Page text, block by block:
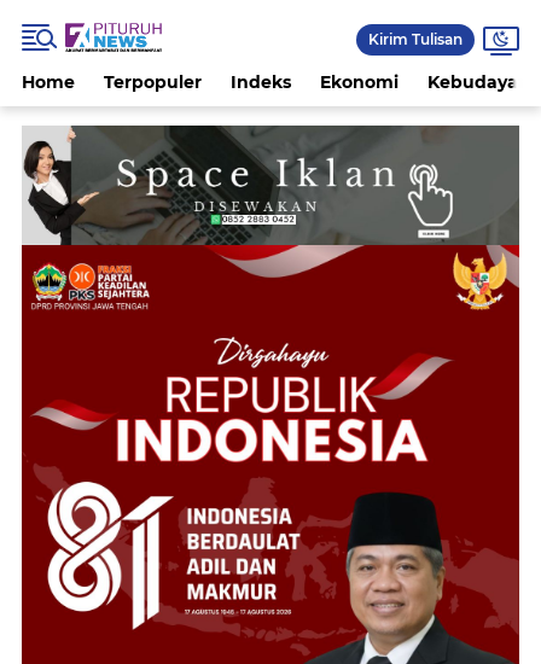
Kirim Tulisan
Home Terpopuler Indeks Ekonomi Kebudayaan